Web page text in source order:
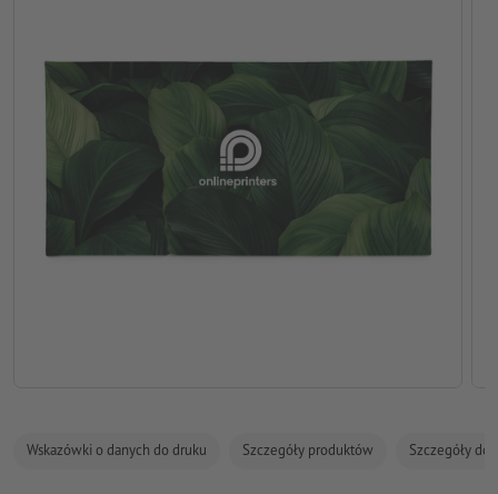
Wskazówki o danych do druku Szczegóły produktów Szczegóły